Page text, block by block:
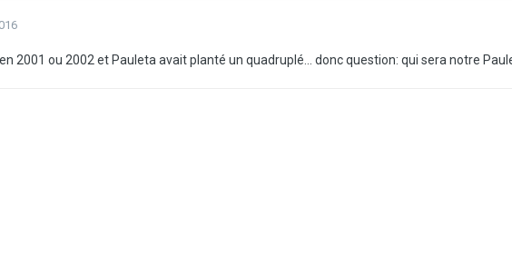
2001 ou 2002 et Pauleta avait planté un quadruplé... donc question: qui sera notre